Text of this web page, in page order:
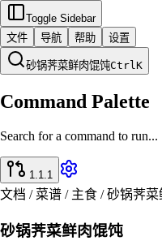
Toggle Sidebar
文件
导航 帮助 设置
砂锅荠菜鲜肉馄饨CtrlK
Command Palette
Search for a command to run...
1.1.1
文档 / 菜谱 / 主食 / 砂锅荠
砂锅荠菜鲜肉馄饨